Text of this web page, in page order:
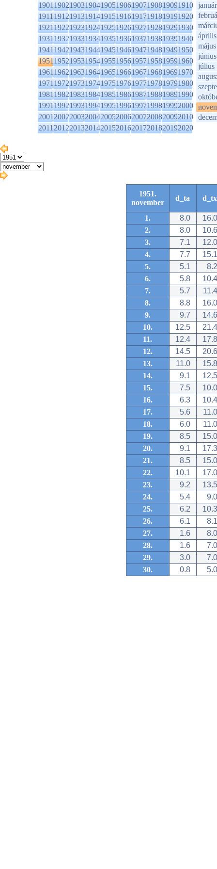
1901190219031904190519061907190819091910
1911191219131914191519161917191819191920
1921192219231924192519261927192819291930
1931193219331934193519361937193819391940
1941194219431944194519461947194819491950
1951195219531954195519561957195819591960
1961196219631964196519661967196819691970
1971197219731974197519761977197819791980
1981198219831984198519861987198819891990
1991199219931994199519961997199819992000
2001200220032004200520062007200820092010
2011201220132014201520162017201820192020
január
április
május
június
július
1951.
november
d_ta d_tx
1. 8.0
16.0
2.
8.0
10.6
3.
7.1
12.0
4.
7.7
15.1
5.
5.1
8.2
6.
5.8
10.4
7.
5.7
11.4
8.
8.8
16.0
9.
9.7
14.6
10.
12.5
21.4
11.
12.4
17.8
12.
14.5
20.6
13.
11.0
15.8
14.
9.1
12.5
15.
7.5
10.0
16.
6.3
10.4
17.
5.6
11.0
18.
6.0
11.0
19.
8.5
15.0
20.
9.1
17.3
21.
8.5
15.0
22.
10.1
17.0
23.
9.2
13.5
24.
5.4
9.0
25.
6.2
10.3
26.
6.1
8.1
27.
1.6
8.0
28.
1.6
7.0
29.
3.0
7.0
30.
0.8 5.0